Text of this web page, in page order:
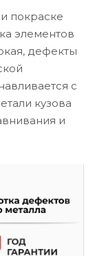
покраске
элементов
дефекты
с
кузова
и